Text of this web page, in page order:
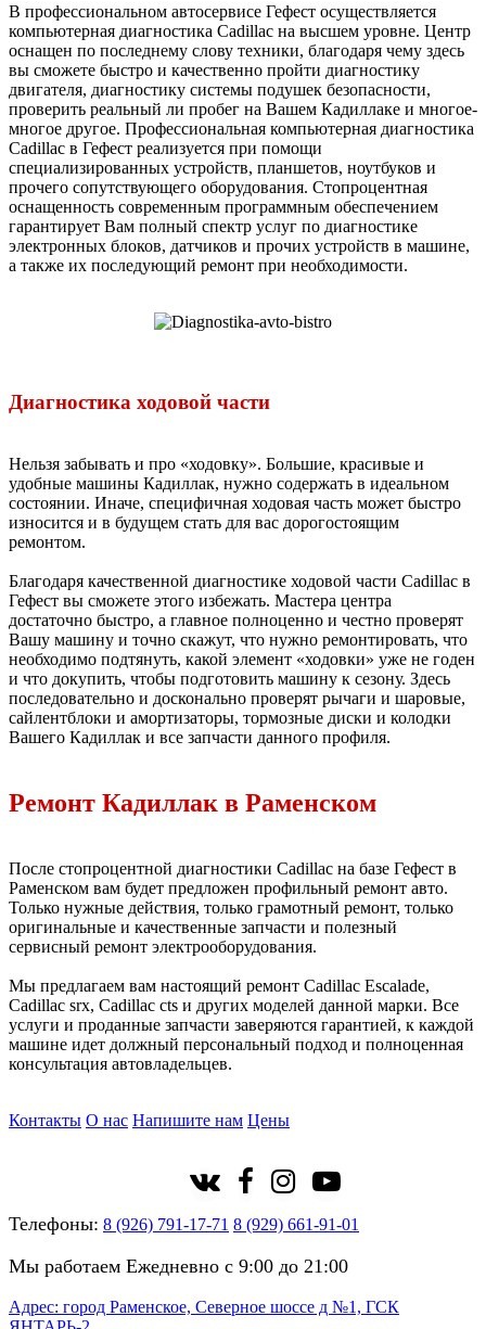
В профессиональном автосервисе Гефест осуществляется
компьютерная диагностика Cadillac на высшем уровне. Центр
оснащен по последнему слову техники, благодаря чему здесь
вы сможете быстро и качественно пройти диагностику
двигателя, диагностику системы подушек безопасности,
проверить реальный ли пробег на Вашем Кадиллаке и многое-
многое другое. Профессиональная компьютерная диагностика
Cadillac в Гефест реализуется при помощи
специализированных устройств, планшетов, ноутбуков и
прочего сопутствующего оборудования. Стопроцентная
оснащенность современным программным обеспечением
гарантирует Вам полный спектр услуг по диагностике
электронных блоков, датчиков и прочих устройств в машине,
а также их последующий ремонт при необходимости.
Диагностика ходовой части
Нельзя забывать и про «ходовку». Большие, красивые и
удобные машины Кадиллак, нужно содержать в идеальном
состоянии. Иначе, специфичная ходовая часть может быстро
износится и в будущем стать для вас дорогостоящим
ремонтом.
Благодаря качественной диагностике ходовой части Cadillac в
Гефест вы сможете этого избежать. Мастера центра
достаточно быстро, а главное полноценно и честно проверят
Вашу машину и точно скажут, что нужно ремонтировать, что
необходимо подтянуть, какой элемент «ходовки» уже не годен
и что докупить, чтобы подготовить машину к сезону. Здесь
последовательно и досконально проверят рычаги и шаровые,
сайлентблоки и амортизаторы, тормозные диски и колодки
Вашего Кадиллак и все запчасти данного профиля.
Ремонт Кадиллак в Раменском
После стопроцентной диагностики Cadillac на базе Гефест в
Раменском вам будет предложен профильный ремонт авто.
Только нужные действия, только грамотный ремонт, только
оригинальные и качественные запчасти и полезный
сервисный ремонт электрооборудования.
Мы предлагаем вам настоящий ремонт Cadillac Escalade,
Cadillac srx, Cadillac cts и других моделей данной марки. Все
услуги и проданные запчасти заверяются гарантией, к каждой
машине идет должный персональный подход и полноценная
консультация автовладельцев.
Контакты О нас Напишите нам Цены
Телефоны: 8 (926) 791-17-71 8 (929) 661-91-01
Мы работаем Ежедневно с 9:00 до 21:00
Адрес: город Раменское, Северное шоссе д №1, ГСК